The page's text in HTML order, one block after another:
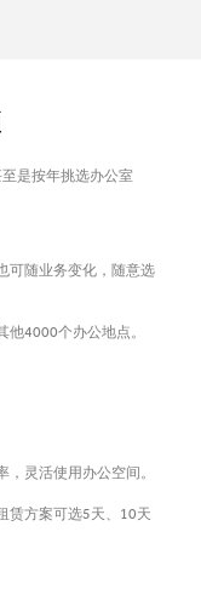
是按年挑选办公室
可随业务变化，随意选
他4000个办公地点。
灵活使用办公空间。
赁方案可选5天、10天